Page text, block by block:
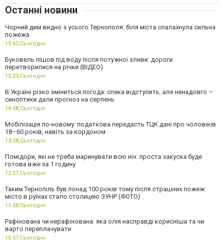
Останні новини
Чорний дим видно з усього Тернополя: біля міста спалахнула сильна
пожежа
15:42, Сьогодні
Буковель пішов під воду після потужної зливи: дороги
перетворилися на річки (ВІДЕО)
15:23, Сьогодні
В Україні різко зміниться погода: спека відступить, але ненадовго –
синоптики дали прогноз на серпень
14:58, Сьогодні
Мобілізація по-новому: податкова передасть ТЦК дані про чоловіків
18–60 років, навіть за кордоном
13:58, Сьогодні
Помідори, які не треба маринувати всю ніч: проста закуска буде
готова вже за 1 годину
12:57, Сьогодні
Таким Тернопіль був понад 100 років тому після страшних пожеж:
місто в руїнах стало столицею ЗУНР (ФОТО)
11:58, Сьогодні
Рафінована чи нерафінована: яка олія насправді корисніша та чи
варто переплачувати
10:57, Сьогодні